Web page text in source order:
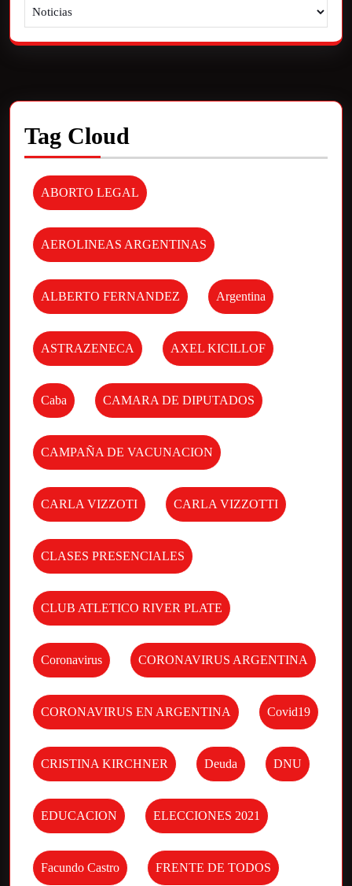
Tag Cloud
ABORTO LEGAL
AEROLINEAS ARGENTINAS
ALBERTO FERNANDEZ Argentina
ASTRAZENECA AXEL KICILLOF
Caba CAMARA DE DIPUTADOS
CAMPAÑA DE VACUNACION
CARLA VIZZOTI CARLA VIZZOTTI
CLASES PRESENCIALES
CLUB ATLETICO RIVER PLATE
Coronavirus CORONAVIRUS ARGENTINA
CORONAVIRUS EN ARGENTINA Covid19
CRISTINA KIRCHNER Deuda DNU
EDUCACION ELECCIONES 2021
Facundo Castro FRENTE DE TODOS